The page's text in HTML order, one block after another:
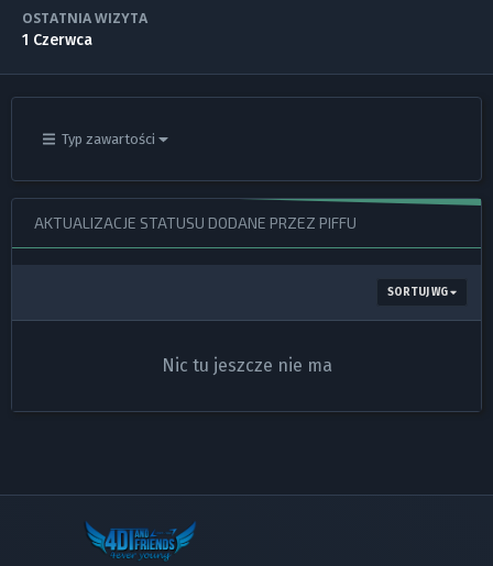
OSTATNIA WIZYTA
1 Czerwca
Typ zawartości
AKTUALIZACJE STATUSU DODANE PRZEZ PIFFU
SORTUJ WG
Nic tu jeszcze nie ma